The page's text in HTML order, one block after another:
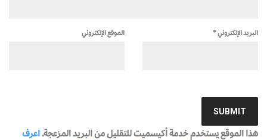
البريد الإلكتروني* الموقع الإلكتروني
هذا الموقع يستخدم خدمة أكيسميت للتقليل من البريد المزعجة. اعرف